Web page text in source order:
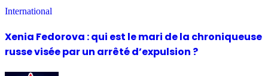
International
Xenia Fedorova : qui est le mari de la chroniqueuse
russe visée par un arrêté d’expulsion ?